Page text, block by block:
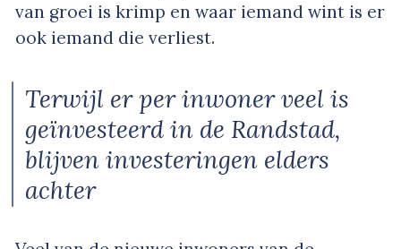
van groei is krimp en waar iemand wint is er
ook iemand die verliest.
Terwijl er per inwoner veel is
geïnvesteerd in de Randstad,
blijven investeringen elders
achter